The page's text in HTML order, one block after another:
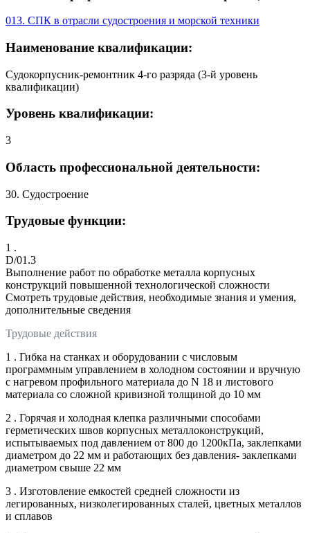
013. СПК в отрасли судостроения и морской техники
Наименование квалификации:
Судокорпусник-ремонтник 4-го разряда (3-й уровень
квалификации)
Уровень квалификации:
3
Область профессиональной деятельности:
30. Судостроение
Трудовые функции:
1 .
D/01.3
Выполнение работ по обработке металла корпусных
конструкций повышенной технологической сложности
Смотреть трудовые действия, необходимые знания и умения,
дополнительные сведения
Трудовые действия
1 . Гибка на станках и оборудовании с числовым
программным управлением в холодном состоянии и вручную
с нагревом профильного материала до N 18 и листового
материала со сложной кривизной толщиной до 10 мм
2 . Горячая и холодная клепка различными способами
герметических швов корпусных металлоконструкций,
испытываемых под давлением от 800 до 1200кПа, заклепками
диаметром до 22 мм и работающих без давления- заклепками
диаметром свыше 22 мм
3 . Изготовление емкостей средней сложности из
легированных, низколегированных сталей, цветных металлов
и сплавов